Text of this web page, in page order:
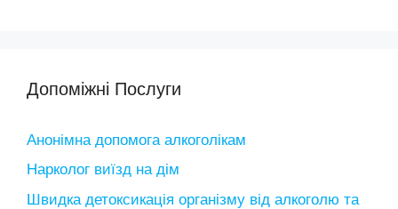
Допоміжні Послуги
Анонімна допомога алкоголікам
Нарколог виїзд на дім
Швидка детоксикація організму від алкоголю та